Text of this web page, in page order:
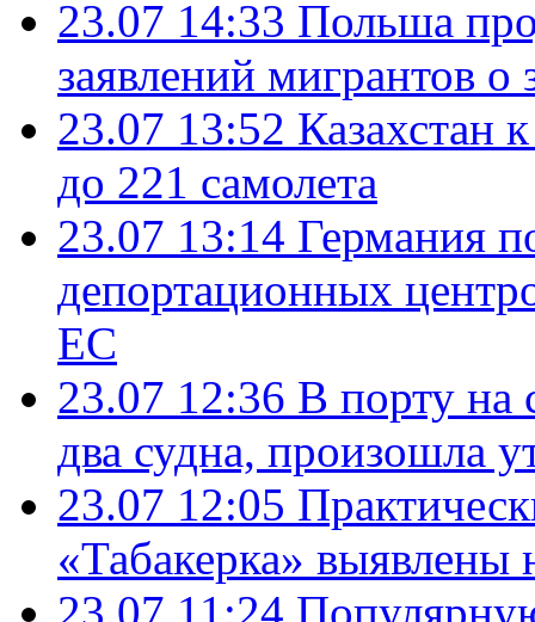
23.07 14:33 Польша
заявлений мигрантов
23.07 13:52 Казахстан
до 221 самолета
23.07 13:14 Германия
депортационных
ЕС
23.07 12:36 В порту на
два судна, произошла
23.07 12:05
«Табакерка»
23.07 11:24